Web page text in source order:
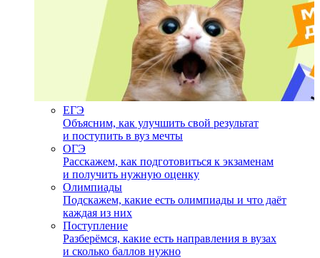
ЕГЭ
Объясним, как улучшить свой результат
и поступить в вуз мечты
ОГЭ
Расскажем, как подготовиться к экзаменам
и получить нужную оценку
Олимпиады
Подскажем, какие есть олимпиады и что даёт
каждая из них
Поступление
Разберёмся, какие есть направления в вузах
и сколько баллов нужно